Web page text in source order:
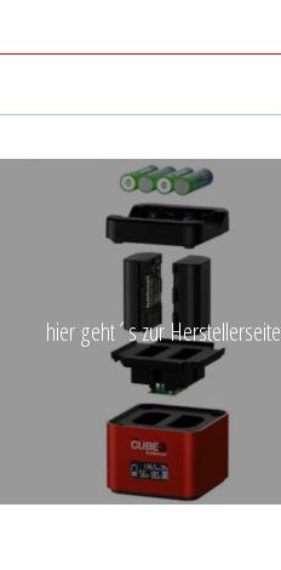
hier geht´s zur Herstellerseite